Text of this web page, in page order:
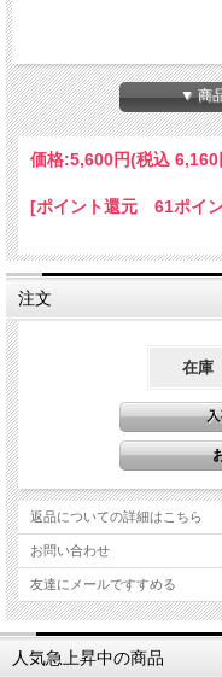
▼ 商
価格:5,600円(税込 6,160
[ポイント還元 61ポイ
注文
在庫
返品についての詳細はこちら
お問い合わせ
友達にメールですすめる
人気急上昇中の商品